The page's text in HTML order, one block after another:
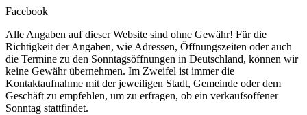
Facebook
Alle Angaben auf dieser Website sind ohne Gewähr! Für die
Richtigkeit der Angaben, wie Adressen, Öffnungszeiten oder auch
die Termine zu den Sonntagsöffnungen in Deutschland, können wir
keine Gewähr übernehmen. Im Zweifel ist immer die
Kontaktaufnahme mit der jeweiligen Stadt, Gemeinde oder dem
Geschäft zu empfehlen, um zu erfragen, ob ein verkaufsoffener
Sonntag stattfindet.